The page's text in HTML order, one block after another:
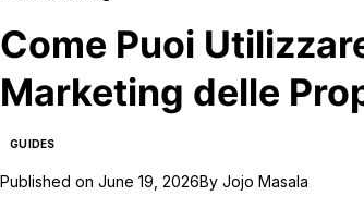
Come Puoi
Marketing delle
GUIDES
Published on June 19, 2026By Jojo Masala